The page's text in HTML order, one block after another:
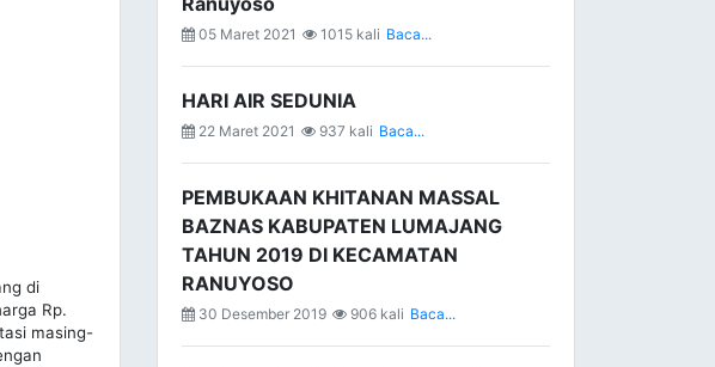
di
Rp.
masing-
05 Maret 2021 1015 kali Baca...
HARI AIR SEDUNIA
22 Maret 2021 937 kali Baca...
PEMBUKAAN KHITANAN MASSAL
BAZNAS KABUPATEN LUMAJANG
TAHUN 2019 DI KECAMATAN
RANUYOSO
30 Desember 2019 906 kali Baca...